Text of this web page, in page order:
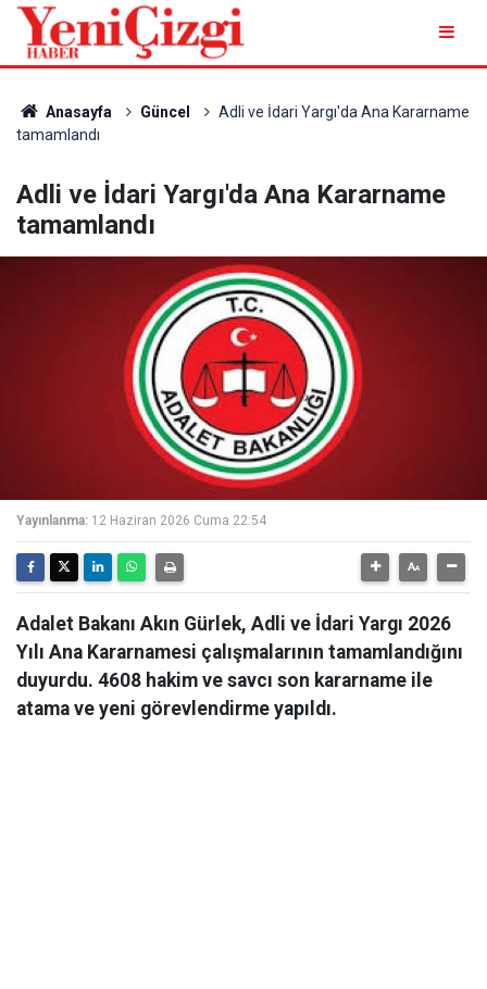
Anasayfa Güncel
Adli ve İdari Yargı'da Ana Kararname
tamamlandı
Adli ve İdari Yargı'da Ana Kararname
tamamlandı
Yayınlanma: 12 Haziran 2026 Cuma 22:54
Adalet Bakanı Akın Gürlek, Adli ve İdari Yargı 2026
Yılı Ana Kararnamesi çalışmalarının tamamlandığını
duyurdu. 4608 hakim ve savcı son kararname ile
atama ve yeni görevlendirme yapıldı.